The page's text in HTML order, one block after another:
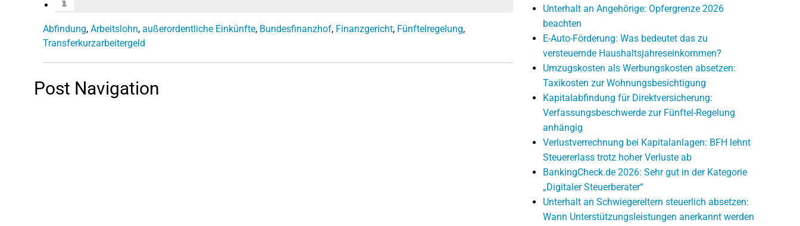
Abfindung, Arbeitslohn, außerordentliche Einkünfte, Bundesfinanzhof, Finanzgericht, Fünftelregelung,
Transferkurzarbeitergeld
Post Navigation
Unterhalt an Angehörige: Opfergrenze 2026
beachten
E-Auto-Förderung: Was bedeutet das zu
versteuernde Haushaltsjahreseinkommen?
Umzugskosten als Werbungskosten absetzen:
Taxikosten zur Wohnungsbesichtigung
Kapitalabfindung für Direktversicherung:
Verfassungsbeschwerde zur Fünftel-Regelung
anhängig
Verlustverrechnung bei Kapitalanlagen: BFH lehnt
Steuererlass trotz hoher Verluste ab
BankingCheck.de 2026: Sehr gut in der Kategorie
„Digitaler Steuerberater“
Unterhalt an Schwiegereltern steuerlich absetzen:
Wann Unterstützungsleistungen anerkannt werden